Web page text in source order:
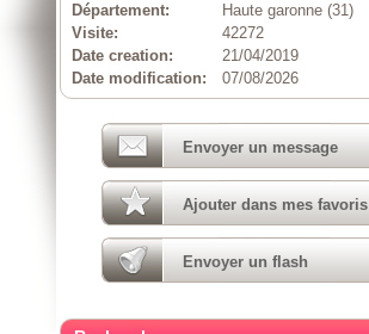
Département:
Haute garonne (31)
Visite:
42272
Date creation:
21/04/2019
Date modification:
07/08/2026
Envoyer un message
Ajouter dans mes favoris
Envoyer un flash